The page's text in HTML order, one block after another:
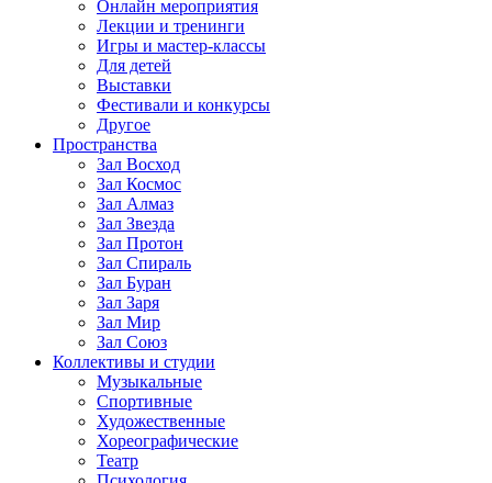
Онлайн мероприятия
Лекции и тренинги
Игры и мастер-классы
Для детей
Выставки
Фестивали и конкурсы
Другое
Пространства
Зал Восход
Зал Космос
Зал Алмаз
Зал Звезда
Зал Протон
Зал Спираль
Зал Буран
Зал Заря
Зал Мир
Зал Союз
Коллективы и студии
Музыкальные
Спортивные
Художественные
Хореографические
Театр